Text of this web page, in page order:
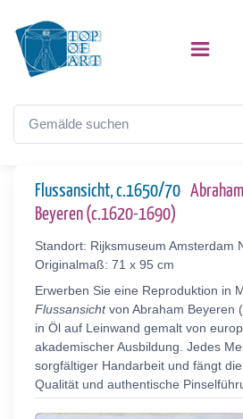
Flussansicht, c.1650/70
Beyeren (c.1620-1690)
Standort: Rijksmuseum Amsterdam
Originalmaß: 71 x 95 cm
Erwerben Sie eine Reproduktion in
Flussansichtvon Abraham Beyeren
in Öl auf Leinwand gemalt von
akademischer Ausbildung. Jedes
sorgfältiger Handarbeit und fängt
Qualität und authentische